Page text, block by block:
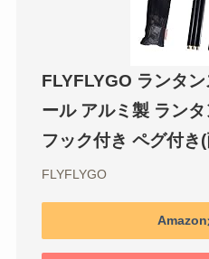
FLYFLYGO ランタ
ール アルミ製 ラン
フック付き ペグ付き
FLYFLYGO
Amazon